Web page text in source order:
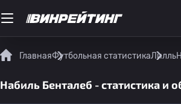
ГлавнаяФутбольная статистикаЛилль
Набиль Бенталеб - статистика и